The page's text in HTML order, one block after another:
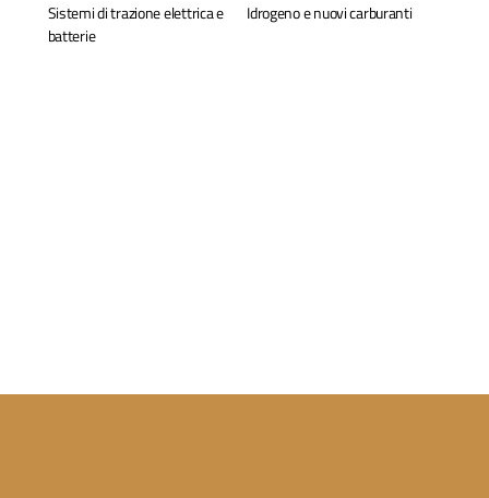
Sistemi di trazione elettrica e
batterie
Idrogeno e nuovi carburanti